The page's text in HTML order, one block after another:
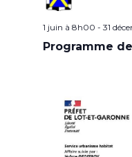
1 juin à 8h00 - 31
Programme